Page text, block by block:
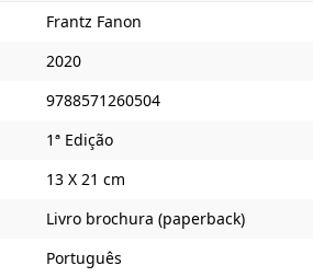
Frantz Fanon
2020
9788571260504
1ª Edição
13 X 21 cm
Livro brochura (paperback)
Português